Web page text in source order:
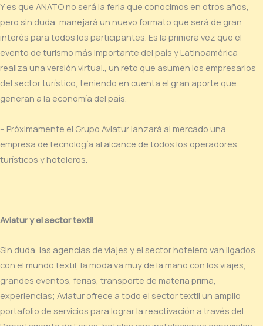
Y es que ANATO no será la feria que conocimos en otros años,
pero sin duda, manejará un nuevo formato que será de gran
interés para todos los participantes. Es la primera vez que el
evento de turismo más importante del país y Latinoamérica
realiza una versión virtual., un reto que asumen los empresarios
del sector turístico, teniendo en cuenta el gran aporte que
generan a la economía del país.
– Próximamente el Grupo Aviatur lanzará al mercado una
empresa de tecnología al alcance de todos los operadores
turísticos y hoteleros.
Aviatur y el sector textil
Sin duda, las agencias de viajes y el sector hotelero van ligados
con el mundo textil, la moda va muy de la mano con los viajes,
grandes eventos, ferias, transporte de materia prima,
experiencias; Aviatur ofrece a todo el sector textil un amplio
portafolio de servicios para lograr la reactivación a través del